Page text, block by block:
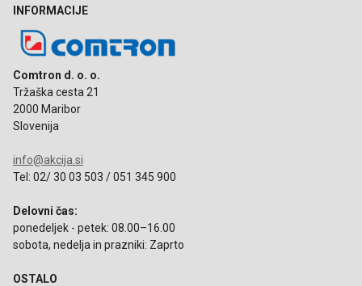
INFORMACIJE
Comtron d. o. o.
Tržaška cesta 21
2000 Maribor
Slovenija
info@akcija.si
Tel: 02/ 30 03 503 / 051 345 900
Delovni čas:
ponedeljek - petek: 08.00–16.00
sobota, nedelja in prazniki: Zaprto
OSTALO